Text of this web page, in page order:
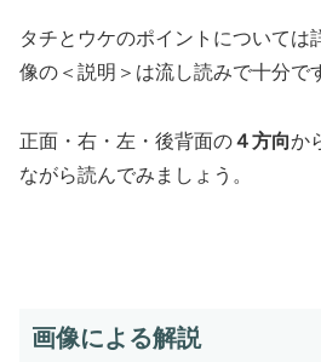
タチとウケのポイントについては
像の＜説明＞は流し読みで十分で
正面・右・左・後背面の４方向か
ながら読んでみましょう。
画像による解説